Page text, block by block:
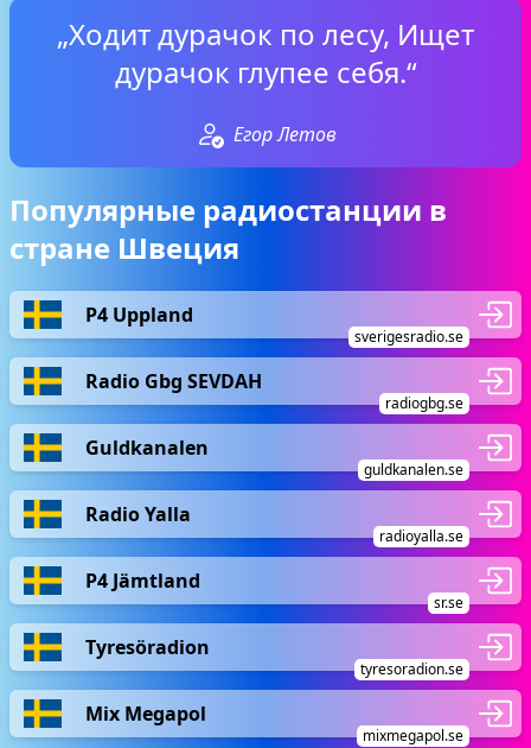
„Ходит дурачок по лесу, Ищет
дурачок глупее себя.“
Егор Летов
Популярные радиостанции в
стране Швеция
P4 Uppland
sverigesradio.se
Radio Gbg SEVDAH
radiogbg.se
Guldkanalen
guldkanalen.se
Radio Yalla
radioyalla.se
P4 Jämtland
sr.se
Tyresöradion
tyresoradion.se
Mix Megapol
mixmegapol.se